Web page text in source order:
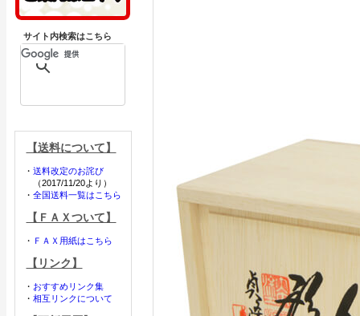
サイト内検索はこちら
【送料について】
・ 送料改定のお詫び
（2017/11/20より）
・ 全国送料一覧はこちら
【ＦＡＸついて】
・ ＦＡＸ用紙はこちら
【リンク】
・ おすすめリンク集
・ 相互リンクについて